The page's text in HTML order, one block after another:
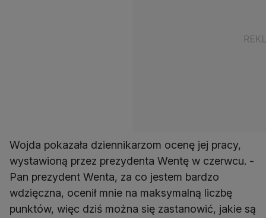
Wojda pokazała dziennikarzom ocenę jej pracy,
wystawioną przez prezydenta Wentę w czerwcu. -
Pan prezydent Wenta, za co jestem bardzo
wdzięczna, ocenił mnie na maksymalną liczbę
punktów, więc dziś można się zastanowić, jakie są